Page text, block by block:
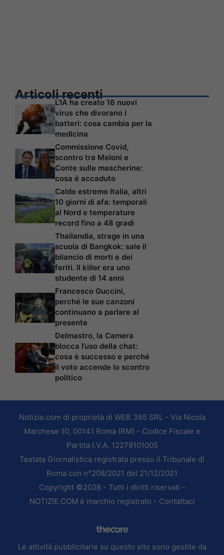
Articoli recenti
L’IA ha creato 16 nuovi
virus che divorano i
batteri: cosa cambia per la
medicina
Commissione Covid,
scontro tra Meloni e
Conte sulle mascherine:
cosa è accaduto
Caldo estremo Italia, altri
10 giorni di afa: temporali
al Nord e temperature
record fino a 48 gradi
Thailandia, strage in una
scuola di Bangkok: sale il
bilancio di morti e dei
feriti. Il killer era uno
studente di 14 anni
Francesco Guccini,
perché le sue canzoni
continuano a parlare al
presente
Delmastro, la Camera
blocca l’uso della chat:
cosa è successo e perché
il voto accende lo scontro
politico
Notizie.com di proprietà di WEB 365 SRL - Via Nicola
Marchese 10, 00141 Roma (RM) - Codice Fiscale e
Partita I.V.A. 12279101005
Testata Giornalistica registrata presso il Tribunale di
Roma con n°208/2021 del 21/12/2021
Copyright ©2026 - Tutti i diritti riservati -
NOTIZIE.COM è marchio registrato - Contattaci
Le attività pubblicitarie su questo sito sono gestite da